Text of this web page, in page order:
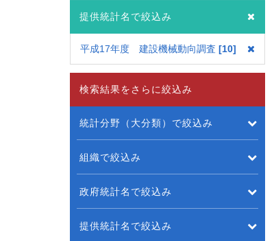
提供統計名で絞込み
平成17年度 建設機械動向調査 10
検索結果をさらに絞込み
統計分野（大分類）で絞込み
組織で絞込み
政府統計名で絞込み
提供統計名で絞込み